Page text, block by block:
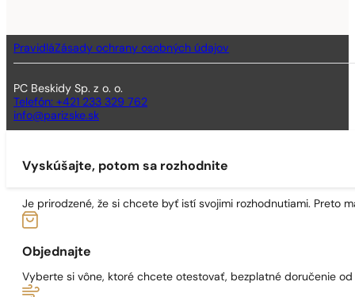
PravidláZásady ochrany osobných údajov
PC Beskidy Sp. z o. o.
Telefón: +421 233 329 762
info@parizske.sk
Vyskúšajte, potom sa rozhodnite
Je prirodzené, že si chcete byť istí svojimi rozhodnutiami. Preto
Objednajte
Vyberte si vône, ktoré chcete otestovať, bezplatné doručenie